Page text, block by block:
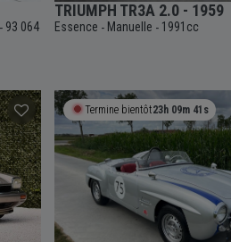
- 93 064
TRIUMPH TR3A 2.0 - 1959
Essence - Manuelle - 1991cc
Termine bientôt23h 09m 40s